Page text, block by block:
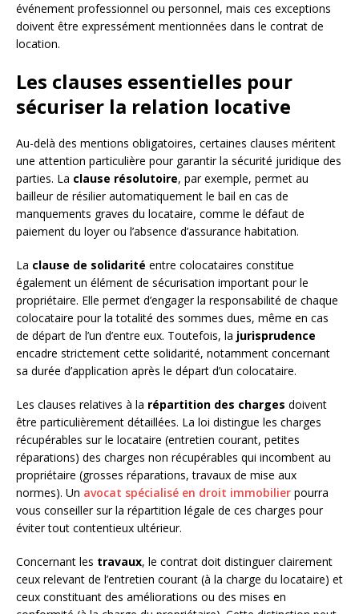
événement professionnel ou personnel, mais ces exceptions
doivent être expressément mentionnées dans le contrat de
location.
Les clauses essentielles pour
sécuriser la relation locative
Au-delà des mentions obligatoires, certaines clauses méritent
une attention particulière pour garantir la sécurité juridique des
parties. La clause résolutoire, par exemple, permet au
bailleur de résilier automatiquement le bail en cas de
manquements graves du locataire, comme le défaut de
paiement du loyer ou l’absence d’assurance habitation.
La clause de solidarité entre colocataires constitue
également un élément de sécurisation important pour le
propriétaire. Elle permet d’engager la responsabilité de chaque
colocataire pour la totalité des sommes dues, même en cas
de départ de l’un d’entre eux. Toutefois, la jurisprudence
encadre strictement cette solidarité, notamment concernant
sa durée d’application après le départ d’un colocataire.
Les clauses relatives à la répartition des charges doivent
être particulièrement détaillées. La loi distingue les charges
récupérables sur le locataire (entretien courant, petites
réparations) des charges non récupérables qui incombent au
propriétaire (grosses réparations, travaux de mise aux
normes). Un avocat spécialisé en droit immobilier pourra
vous conseiller sur la répartition légale de ces charges pour
éviter tout contentieux ultérieur.
Concernant les travaux, le contrat doit distinguer clairement
ceux relevant de l’entretien courant (à la charge du locataire) et
ceux constituant des améliorations ou des mises en